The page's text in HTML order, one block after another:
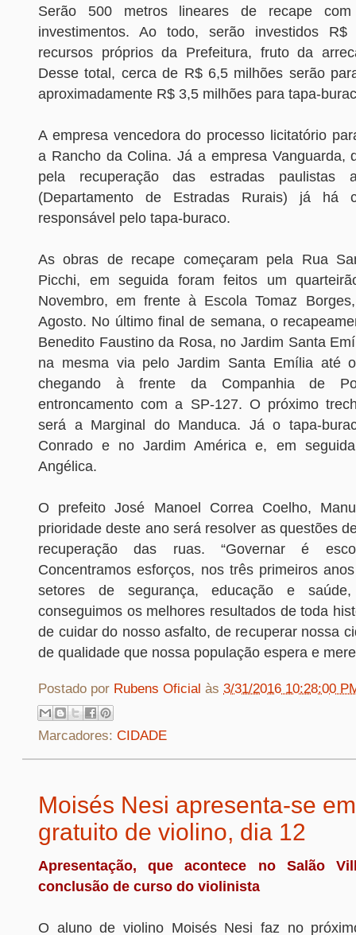
Serão 500 metros lineares de recape
investimentos. Ao todo, serão investidos
recursos próprios da Prefeitura, fruto da
Desse total, cerca de R$ 6,5 milhões serão
aproximadamente R$ 3,5 milhões para tapa-
A empresa vencedora do processo licitatório
a Rancho da Colina. Já a empresa Vanguarda,
pela recuperação das estradas paulistas
(Departamento de Estradas Rurais) já há
responsável pelo tapa-buraco.
As obras de recape começaram pela Rua
Picchi, em seguida foram feitos um
Novembro, em frente à Escola Tomaz
Agosto. No último final de semana, o
Benedito Faustino da Rosa, no Jardim Santa
na mesma via pelo Jardim Santa Emília até
chegando à frente da Companhia de
entroncamento com a SP-127. O próximo
será a Marginal do Manduca. Já o tapa-
Conrado e no Jardim América e, em
Angélica.
O prefeito José Manoel Correa Coelho,
prioridade deste ano será resolver as questões
recuperação das ruas. “Governar é
Concentramos esforços, nos três primeiros
setores de segurança, educação e
conseguimos os melhores resultados de toda
de cuidar do nosso asfalto, de recuperar nossa
de qualidade que nossa população espera e
Postado por Rubens Oficial às 3/31/2016 10:28:00
Marcadores: CIDADE
Moisés Nesi apresenta-se
gratuito de violino, dia 12
Apresentação, que acontece no Salão
conclusão de curso do violinista
O aluno de violino Moisés Nesi faz no